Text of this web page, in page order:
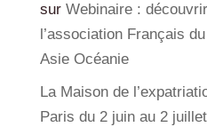
sur Webinaire :
l’association Français
Asie Océanie
La Maison de
Paris du 2 juin au 2